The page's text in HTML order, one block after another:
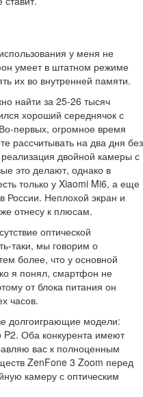
у меня не
умеет в штатном режиме
их во внутренней памяти.
найти за 25-26 тысяч
хороший середнячок с
первых, огромное время
рассчитывать на два дня без
двойной камеры с
это делают, однако в
только у Xiaomi Mi6, а еще
России. Неплохой экран и
отнесу к плюсам.
оптической
таки, мы говорим о
более, что у основной
я понял, смартфон не
от блока питания он
часов.
долгоиграющие модели:
Оба конкурента имеют
вас к полноценным
ZenFone 3 Zoom перед
камеру с оптическим